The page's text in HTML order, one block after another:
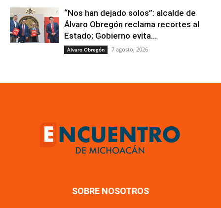
“Nos han dejado solos”: alcalde de
Álvaro Obregón reclama recortes al
Estado; Gobierno evita...
Álvaro Obregón 7 agosto, 2026
SOBRE NOSOTROS